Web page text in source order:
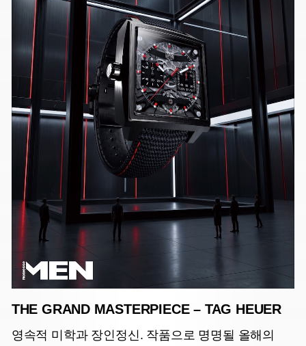
THE GRAND MASTERPIECE – TAG HEUER
영속적 미학과 장인정신. 작품으로 명명될 올해의